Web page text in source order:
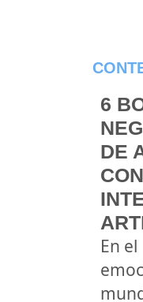
6
DE
CON
En el